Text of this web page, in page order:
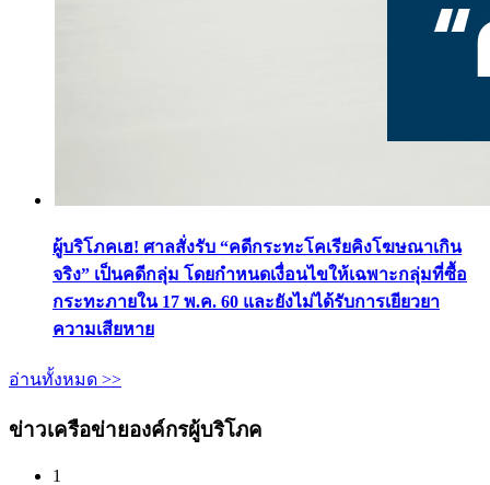
ผู้บริโภคเฮ! ศาลสั่งรับ “คดีกระทะโคเรียคิงโฆษณาเกิน
จริง” เป็นคดีกลุ่ม โดยกำหนดเงื่อนไขให้เฉพาะกลุ่มที่ซื้อ
กระทะภายใน 17 พ.ค. 60 และยังไม่ได้รับการเยียวยา
ความเสียหาย
อ่านทั้งหมด >>
ข่าวเครือข่ายองค์กรผู้บริโภค
1